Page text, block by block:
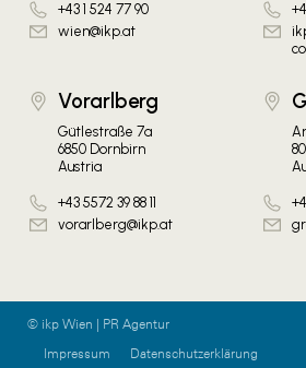
+43 1 524 77 90
wien@ikp.at
Vorarlberg
Gütlestraße 7a
6850 Dornbirn
Austria
+43 5572 39 88 11
vorarlberg@ikp.at
© ikp Wien | PR Agentur
Impressum
Datenschutzerklärung